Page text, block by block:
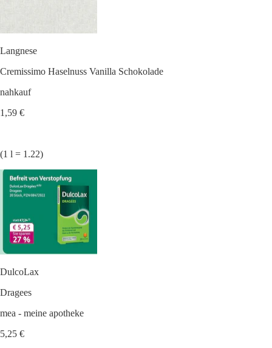
Langnese
Cremissimo Haselnuss Vanilla Schokolade
nahkauf
1,59 €
(1 l = 1.22)
DulcoLax
Dragees
mea - meine apotheke
5,25 €